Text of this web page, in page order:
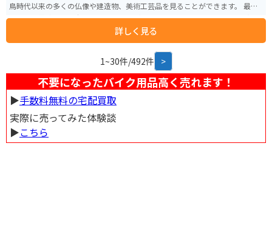
鳥時代以来の多くの仏像や建造物、美術工芸品を見ることができます。 最近
では「世界遺産法隆寺―1400年の歴史遺産を未来へ―プロジェクト」と称し
てクラウドファンディングを実施し、1億5000万円を上まわる支援を得まし
た。
詳しく見る
1~30件/492件 >
不要になったバイク用品高く売れます！
▶︎手数料無料の宅配買取
実際に売ってみた体験談
▶︎こちら